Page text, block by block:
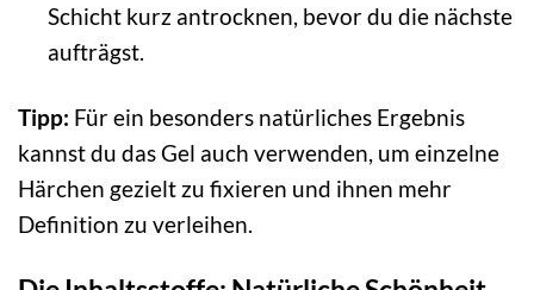
Schicht kurz antrocknen, bevor du die nächste
aufträgst.
Tipp: Für ein besonders natürliches Ergebnis
kannst du das Gel auch verwenden, um einzelne
Härchen gezielt zu fixieren und ihnen mehr
Definition zu verleihen.